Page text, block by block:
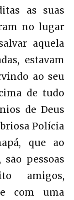
as suas
no lugar
aquela
estavam
ao seu
de tudo
de Deus
Polícia
que ao
pessoas
amigos,
com uma